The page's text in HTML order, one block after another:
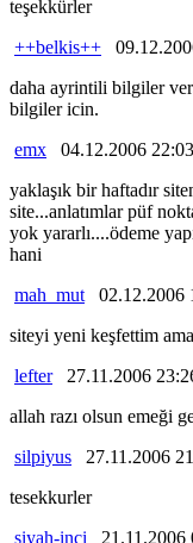
teşekkürler
++belkis++
daha ayrintili bilgiler
bilgiler icin.
emx 04.12.2006
yaklaşık bir haftadır
site...anlatımlar püf
yok yararlı....ödeme
hani
mah_mut 02.12.2006
siteyi yeni keşfettim
lefter27.11.2006
allah razı olsun emeği
silpiyus 27.11.2006
tesekkurler
siyah-inci 21.11.2006